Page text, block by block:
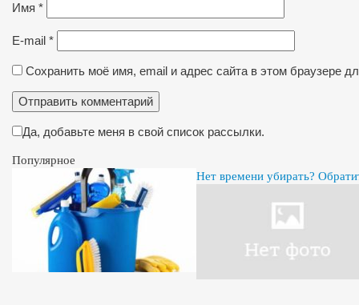
Имя *
E-mail *
Сохранить моё имя, email и адрес сайта в этом браузере
Да, добавьте меня в свой список рассылки.
Популярное
Нет времени убирать?